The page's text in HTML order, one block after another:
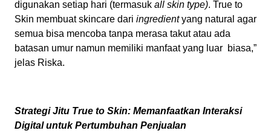
digunakan setiap hari (termasuk all skin type). True to
Skin membuat skincare dari ingredientyang natural agar
semua bisa mencoba tanpa merasa takut atau ada
batasan umur namun memiliki manfaat yang luar biasa,”
jelas Riska.
Strategi Jitu True to Skin: Memanfaatkan Interaksi
Digital untuk Pertumbuhan Penjualan